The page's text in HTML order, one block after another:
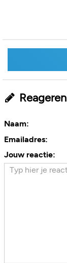
Reageren
Naam:
Emailadres:
Jouw reactie: